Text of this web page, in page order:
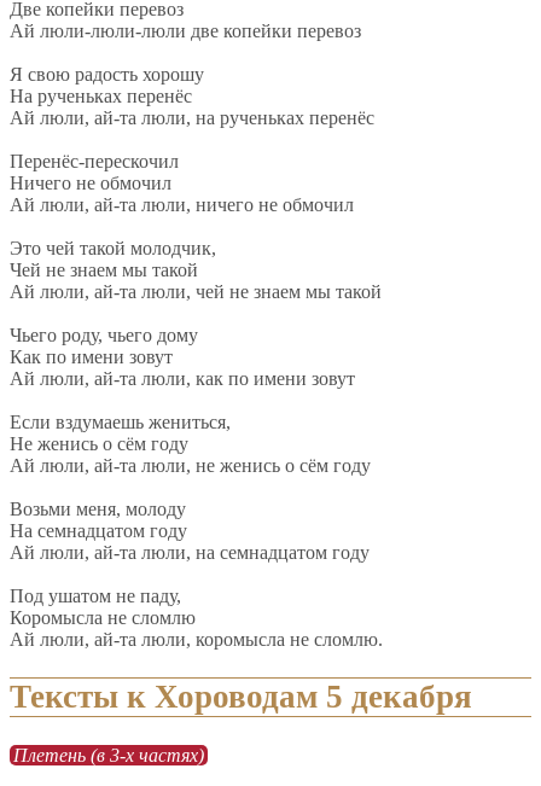
Две копейки перевоз
Ай люли-люли-люли две копейки перевоз
Я свою радость хорошу
На рученьках перенёс
Ай люли, ай-та люли, на рученьках перенёс
Перенёс-перескочил
Ничего не обмочил
Ай люли, ай-та люли, ничего не обмочил
Это чей такой молодчик,
Чей не знаем мы такой
Ай люли, ай-та люли, чей не знаем мы такой
Чьего роду, чьего дому
Как по имени зовут
Ай люли, ай-та люли, как по имени зовут
Если вздумаешь жениться,
Не женись о сём году
Ай люли, ай-та люли, не женись о сём году
Возьми меня, молоду
На семнадцатом году
Ай люли, ай-та люли, на семнадцатом году
Под ушатом не паду,
Коромысла не сломлю
Ай люли, ай-та люли, коромысла не сломлю.
Тексты к Хороводам 5 декабря
Плетень (в 3-х частях)